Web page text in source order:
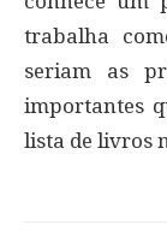
trabalha
seriam as
importantes
lista de livros